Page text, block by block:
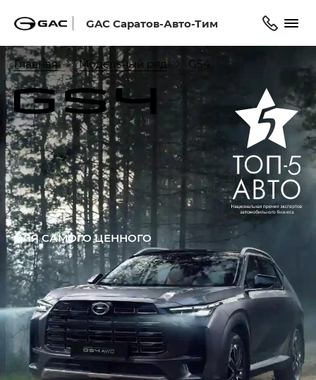
GAC Саратов-Авто-Тим
Главная Модельный ряд GS4
ДЛЯ САМОГО ЦЕННОГО